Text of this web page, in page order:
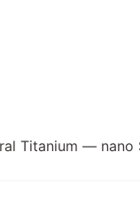
Titanium — nano